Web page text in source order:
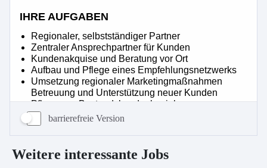
barrierefreie Version
Weitere interessante Jobs